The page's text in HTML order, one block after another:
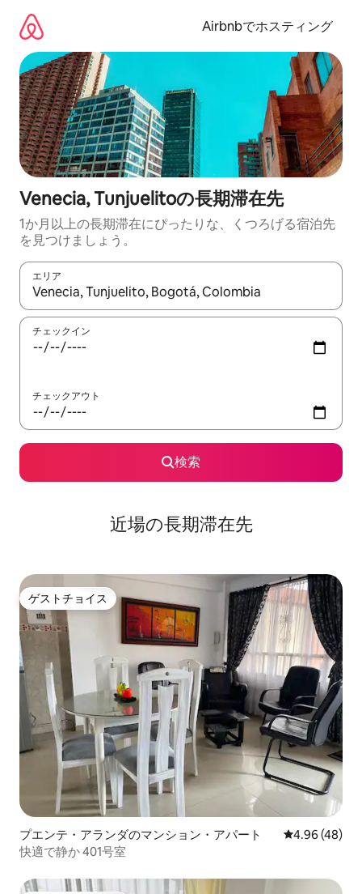
Airbnbでホスティング
Venecia, Tunjuelitoの長期滞在先
1か月以上の長期滞在にぴったりな、くつろげる宿泊先
を見つけましょう。
エリア
検索結果が表示されたら、上下の矢印キーを使って移動するか
チェックイン
チェックアウト
検索
近場の長期滞在先
ゲストチョイス
ゲストチョイス
プエンテ・アランダのマンション・アパート レビュー48
4.96 (48)
快適で静か 401号室